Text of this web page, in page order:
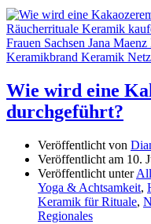
Wie wird eine
durchgeführt?
Veröffentlicht von
Veröffentlicht am 10.
Veröffentlicht unter
Yoga & Achtsamkeit,
Keramik für Rituale,
Regionales